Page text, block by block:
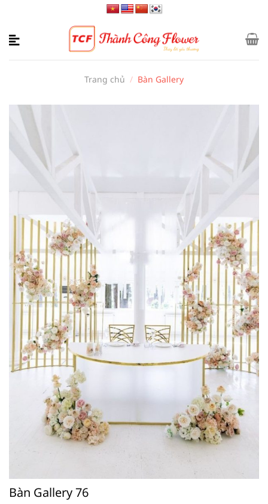
nội
Trang chủ / Bàn Gallery
Bàn Gallery 76